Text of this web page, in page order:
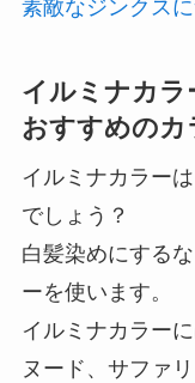
素敵なジンクス
イルミナカラ
おすすめのカ
イルミナカラー
でしょう？
白髪染めにする
ーを使います。
イルミナカラー
ヌード、サファ